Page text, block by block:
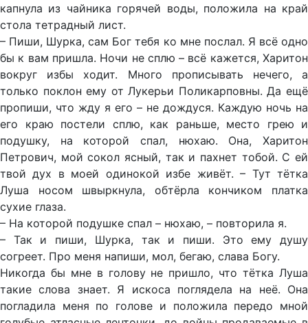
капнула из чайника горячей воды, положила на край
стола тетрадный лист.
– Пиши, Шурка, сам Бог тебя ко мне послал. Я всё одно
бы к вам пришла. Ночи не сплю – всё кажется, Харитон
вокруг избы ходит. Много прописывать нечего, а
только поклон ему от Лукерьи Поликарповны. Да ещё
пропиши, что жду я его – не дождуся. Каждую ночь на
его краю постели сплю, как раньше, место грею и
подушку, на которой спал, нюхаю. Она, Харитон
Петрович, мой сокол ясный, так и пахнет тобой. С ей
твой дух в моей одинокой избе живёт. – Тут тётка
Луша носом швыркнула, обтёрла кончиком платка
сухие глаза.
– На которой подушке спал – нюхаю, – повторила я.
– Так и пиши, Шурка, так и пиши. Это ему душу
согреет. Про меня напиши, мол, бегаю, слава Богу.
Никогда бы мне в голову не пришло, что тётка Луша
такие слова знает. Я искоса поглядела на неё. Она
погладила меня по голове и положила передо мной